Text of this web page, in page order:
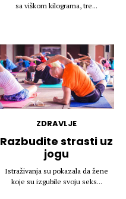
sa viškom kilograma, tre...
ZDRAVLJE
Razbudite strasti uz
jogu
Istraživanja su pokazala da žene
koje su izgubile svoju seks...